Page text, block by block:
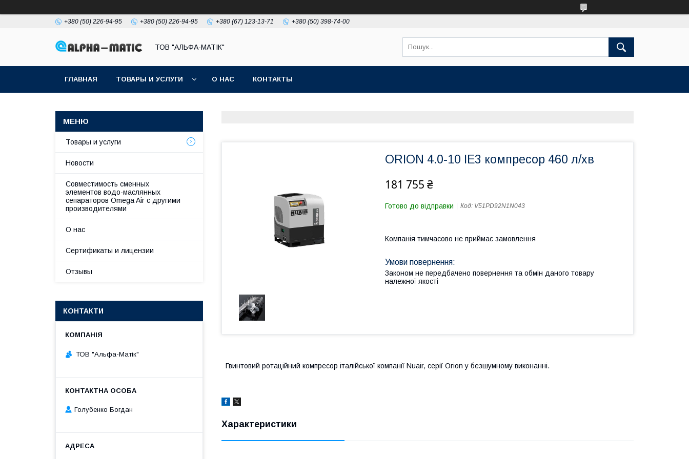
+380 (50) 226-94-95 +380 (50) 226-94-95 +380 (67) 123-13-71 +380 (50) 398-74-00
ТОВ "АЛЬФА-МАТІК"
ГЛАВНАЯ ТОВАРЫ И УСЛУГИ О НАС КОНТАКТЫ
ORION 4.0-10 IE3 компресор 460 л/хв
181 755 ₴
Готово до відправки Код: V51PD92N1N043
Компанія тимчасово не приймає замовлення
Законом не передбачено повернення та обмін даного товару
належної якості
Гвинтовий ротаційний компресор італійської компанії Nuair, серії Orion у безшумному виконанні.
Характеристики
Товары и услуги
Новости
Совместимость сменных
элементов водо-маслянных
сепараторов Omega Air с другими
производителями
О нас
Сертификаты и лицензии
Отзывы
КОНТАКТИ
ТОВ "Альфа-Матік"
Голубенко Богдан